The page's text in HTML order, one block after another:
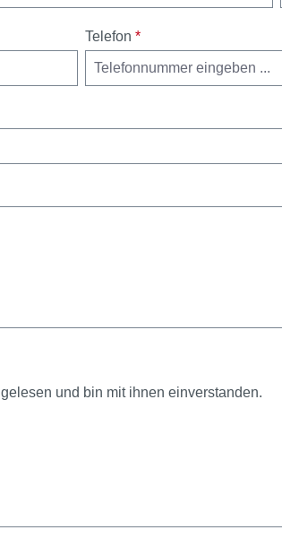
Telefon *
gelesen und bin mit ihnen einverstanden.